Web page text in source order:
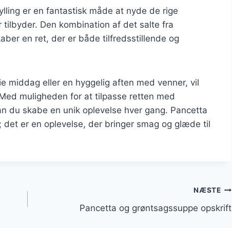
er en fantastisk måde at nyde de rige
tilbyder. Den kombination af det salte fra
en ret, der er både tilfredsstillende og
middag eller en hyggelig aften med venner, vil
muligheden for at tilpasse retten med
du skabe en unik oplevelse hver gang. Pancetta
det er en oplevelse, der bringer smag og glæde til
NÆSTE
Pancetta og grøntsagssuppe opskrift